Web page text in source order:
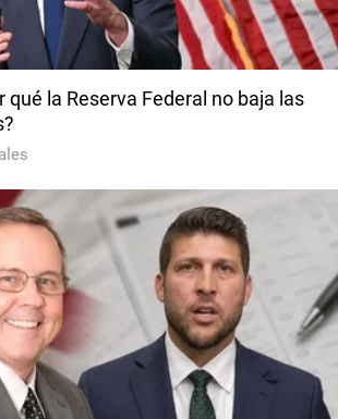
qué la Reserva Federal no baja las